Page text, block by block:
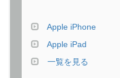
Apple iPhone
Apple iPad
一覧を見る